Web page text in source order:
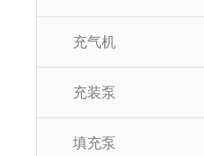
充气机
充装泵
填充泵